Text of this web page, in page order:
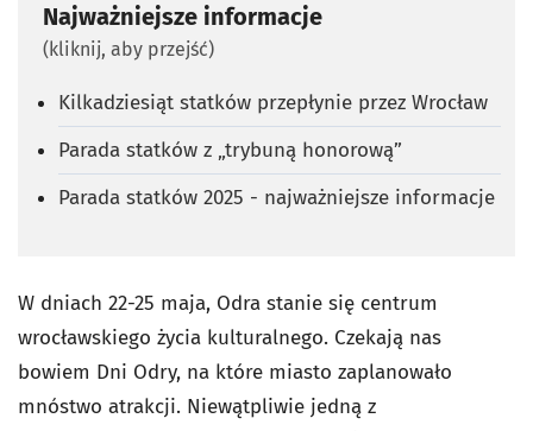
Najważniejsze informacje
(kliknij, aby przejść)
Kilkadziesiąt statków przepłynie przez Wrocław
Parada statków z „trybuną honorową”
Parada statków 2025 - najważniejsze informacje
W dniach 22-25 maja, Odra stanie się centrum
wrocławskiego życia kulturalnego. Czekają nas
bowiem Dni Odry, na które miasto zaplanowało
mnóstwo atrakcji. Niewątpliwie jedną z